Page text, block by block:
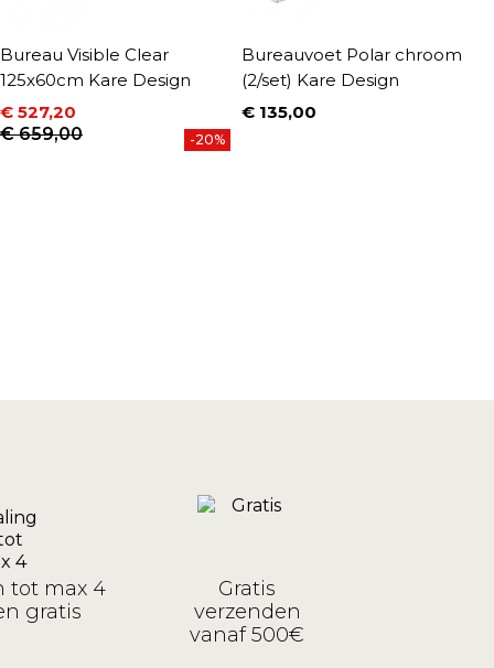
Bureau Visible Clear
125x60cm Kare Design
Prijs
€ 527,20
Normale prijs
€ 659,00 -20%
Bureauvoet Polar chroom
(2/set) Kare Design
Prijs
€ 135,00
tot max 4
gratis
Gratis
verzenden
vanaf 500€